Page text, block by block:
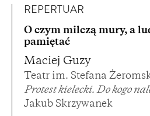
REPERTUAR
O czym milczą mury, a
pamiętać
Maciej Guzy
Teatr im. Stefana
Protest kielecki. Do kogo
Jakub Skrzywanek